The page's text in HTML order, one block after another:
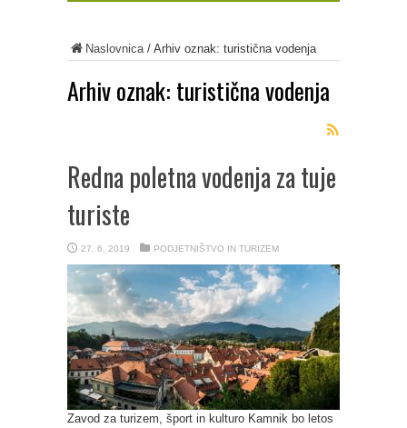
Naslovnica/ Arhiv oznak: turistična vodenja
Arhiv oznak: turistična vodenja
Redna poletna vodenja za tuje
turiste
27. 6. 2019 PODJETNIŠTVO IN TURIZEM
Zavod za turizem, šport in kulturo Kamnik bo letos